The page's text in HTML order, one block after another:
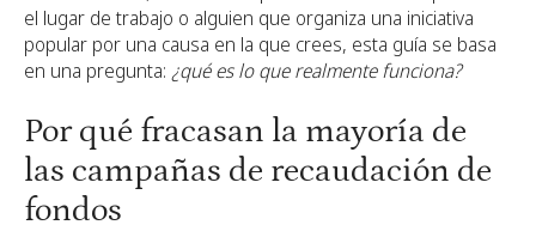
el lugar de trabajo o alguien que organiza una iniciativa
popular por una causa en la que crees, esta guía se basa
en una pregunta: ¿qué es lo que realmente funciona?
Por qué fracasan la mayoría de
las campañas de recaudación de
fondos